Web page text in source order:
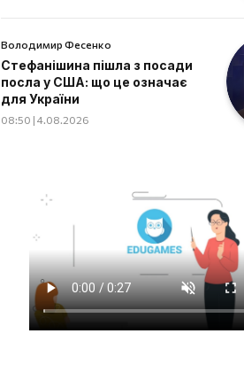
Володимир Фесенко
Стефанішина пішла з посади
посла у США: що це означає
для України
08:50 | 4.08.2026